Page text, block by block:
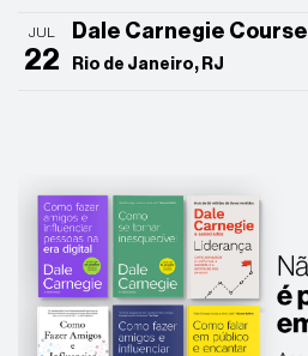
JUL
22
Dale Carnegie Course
Rio de Janeiro, RJ